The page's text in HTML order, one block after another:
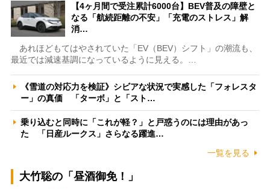
【4ヶ月間で受注累計6000台】BEV普及の障壁と
なる「航続距離の不安」「充電のストレス」解
消…
あれほどもてはやされていた「EV（BEV）シフト」の潮流も、
最近では減速基調になっているように見える。…
《雪道の対応力を検証》シビアな状況で実感した「フォレスタ
ー」の真価 「ターボ」と「スト…
乗り込むと同時に「これが軽？」と戸惑うのには理由があっ
た 「日産ルークス」さらなる躍進…
一覧を見る
大竹聡の「昼酒御免！」